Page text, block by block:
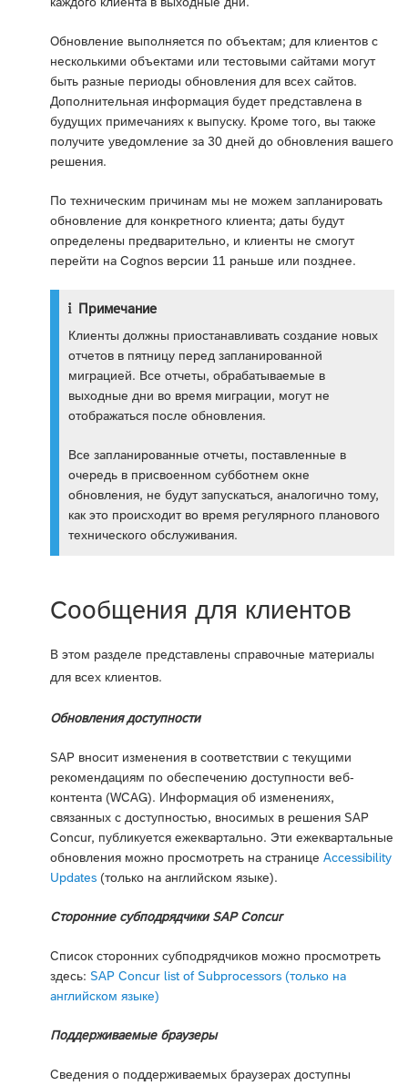
Обновление выполняется по объектам; для клиентов с
несколькими объектами или тестовыми сайтами могут
быть разные периоды обновления для всех сайтов.
Дополнительная информация будет представлена в
будущих примечаниях к выпуску. Кроме того, вы также
получите уведомление за 30 дней до обновления вашего
решения.
По техническим причинам мы не можем запланировать
обновление для конкретного клиента; даты будут
определены предварительно, и клиенты не смогут
перейти на Cognos версии 11 раньше или позднее.
Примечание
Клиенты должны приостанавливать создание новых
отчетов в пятницу перед запланированной
миграцией. Все отчеты, обрабатываемые в
выходные дни во время миграции, могут не
отображаться после обновления.
Все запланированные отчеты, поставленные в
очередь в присвоенном субботнем окне
обновления, не будут запускаться, аналогично тому,
как это происходит во время регулярного планового
технического обслуживания.
Сообщения для клиентов
В этом разделе представлены справочные материалы
для всех клиентов.
Обновления доступности
SAP вносит изменения в соответствии с текущими
рекомендациям по обеспечению доступности веб-
контента (WCAG). Информация об изменениях,
связанных с доступностью, вносимых в решения SAP
Concur, публикуется ежеквартально. Эти ежеквартальные
обновления можно просмотреть на странице Accessibility
Updates (только на английском языке).
Сторонние субподрядчики SAP Concur
Список сторонних субподрядчиков можно просмотреть
здесь: SAP Concur list of Subprocessors (только на
английском языке)
Поддерживаемые браузеры
Сведения о поддерживаемых браузерах доступны